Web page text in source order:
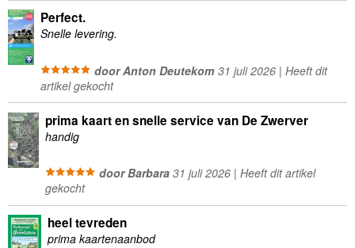
Perfect.
Snelle levering.
door Anton Deutekom31 juli 2026 | Heeft dit
artikel gekocht
prima kaart en snelle service van De Zwerver
handig
door Barbara31 juli 2026 | Heeft dit artikel
gekocht
heel tevreden
prima kaartenaanbod